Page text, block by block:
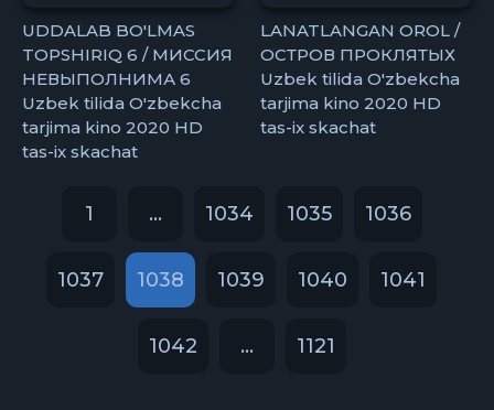
UDDALAB BO'LMAS
TOPSHIRIQ 6 / МИССИЯ
НЕВЫПОЛНИМА 6
Uzbek tilida O'zbekcha
tarjima kino 2020 HD
tas-ix skachat
LANATLANGAN OROL /
ОСТРОВ ПРОКЛЯТЫХ
Uzbek tilida O'zbekcha
tarjima kino 2020 HD
tas-ix skachat
1 ... 1034 1035 1036
1037 1038 1039 1040 1041
1042 ... 1121